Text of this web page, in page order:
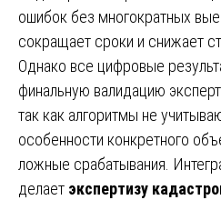
ошибок без многократных
сокращает сроки и снижает
Однако все цифровые
финальную валидацию
так как алгоритмы не
особенности конкретного
ложные срабатывания.
делает экспертизу